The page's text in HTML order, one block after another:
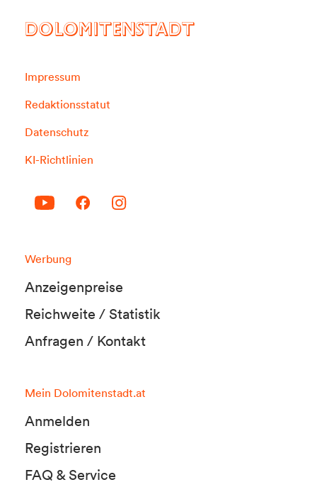
DOLOMITENSTADT
Impressum
Redaktionsstatut
Datenschutz
KI-Richtlinien
Werbung
Anzeigenpreise
Reichweite / Statistik
Anfragen / Kontakt
Mein Dolomitenstadt.at
Anmelden
Registrieren
FAQ & Service